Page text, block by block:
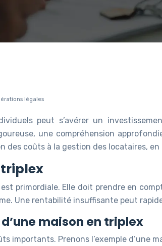
légales
peut s’avérer un
une compréhension
des coûts à la gestion des locataires,
triplex
primordiale. Elle doit prendre en
Une rentabilité insuffisante peut
maison en triplex
importants. Prenons l’exemple d’une